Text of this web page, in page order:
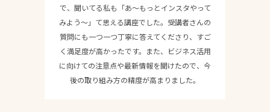
で、聞いてる私も「あ〜もっとインスタやって
みよう〜」て思える講座でした。受講者さんの
質問にも一つ一つ丁寧に答えてくださり、すご
く満足度が高かったです。また、ビジネス活用
に向けての注意点や最新情報を聞けたので、今
後の取り組み方の精度が高まりました。